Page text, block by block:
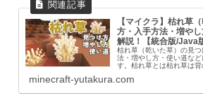
【マイクラ】枯れ草
方・入手方法・増や
解説！【統合版/Java
枯れ草（乾いた草）の見
法・増やし方・使い道な
す。枯れ草とは枯れ草は背
イオームで自然生成され
minecraft-yutakura.com